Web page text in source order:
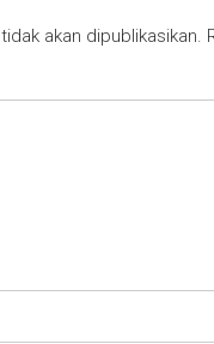
akan dipublikasikan.